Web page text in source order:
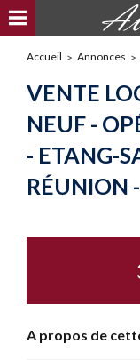
Accueil Annonces
VENTE
NEUF -
- ETANG-
RÉUNION
A propos de